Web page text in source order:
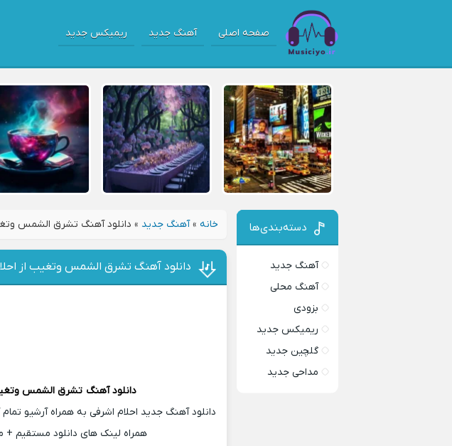
صفحه اصلی آهنگ جدید ریمیکس جدید
خانه »آهنگ جدید » دانلود آهنگ تشرق الشمس
دانلود آهنگ تشرق الشمس وتغيب از
دانلود آهنگ تشرق الشمس
دانلود آهنگ جدید احلام اشرفی به همراه آرشیو
همراه لینک های دانلود مستقیم +
دسته‌بندی‌ها
آهنگ جدید
آهنگ محلی
بزودی
ریمیکس جدید
گلچین جدید
مداحی جدید